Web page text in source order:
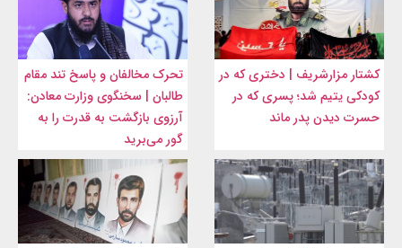
کشتار مزارشریف | دختری که در
کودکی یتیم شد؛ پسری که در
حسرت دیدن پدر ماند
تحرک مخالفان و پاسخ تند مقام
طالبان | سخنگوی وزارت معادن:
آرزوی بازگشت به قدرت را به
گور می‌برید